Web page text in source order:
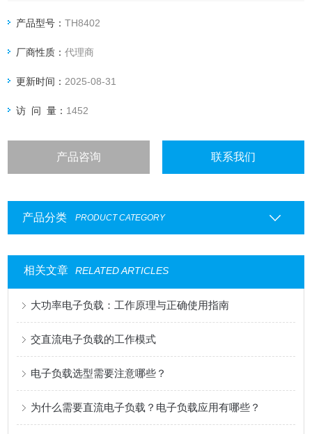
产品型号：TH8402
厂商性质：代理商
更新时间： 2025-08-31
访 问 量： 1452
产品咨询 联系我们
产品分类 PRODUCT CATEGORY
相关文章 RELATED ARTICLES
大功率电子负载：工作原理与正确使用指南
交直流电子负载的工作模式
电子负载选型需要注意哪些？
为什么需要直流电子负载？电子负载应用有哪些？